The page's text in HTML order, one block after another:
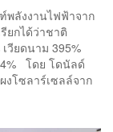
ลังงานไฟฟ้าจาก
ยกได้ว่าชาติ
วียดนาม 395%
โดย โดนัลด์
งโซลาร์เซลล์จาก